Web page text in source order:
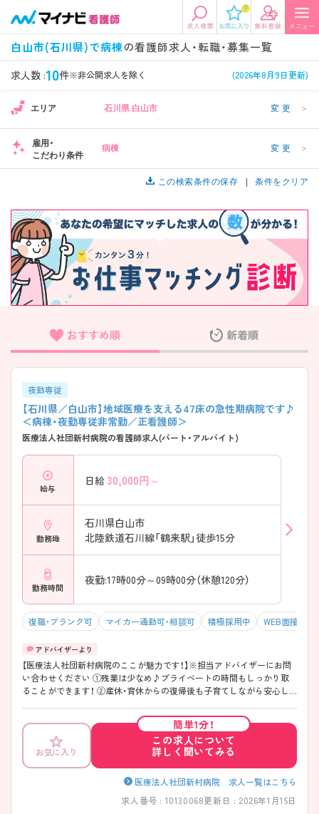
0
白山市(石川県)で病棟の看護師求人・転職・募集一覧
求人数 :10件※非公開求人を除く (2026年8月9日更新)
エリアから探す
エリアから探す 駅・路線から探す
関東
東海 関西
北海道・東北 中国・四国
九州・沖縄
希望の求人条件を選択
条件項目の選択に戻る
看護師、准看護師など 常勤、夜勤なし可など
施設形態 担当業務
病棟、外来など
診察科目
美容外科、
循環器内科など
こだわり条件
未経験歓迎、
年収
年収500万円以上など
雇用形態
正社員、契約社員など
フリーワード検索
エリア 石川県 白山市 変更 ＞
雇用・
こだわり条件
病棟 変更 ＞
この検索条件の保存 条件をクリア
おすすめ順 新着順
夜勤専従
【石川県／白山市】地域医療を支える47床の急性期病院です♪
＜病棟・夜勤専従非常勤／正看護師＞
医療法人社団新村病院の看護師求人(パート・アルバイト)
給与
日給 30,000円～
勤務地
石川県白山市
北陸鉄道石川線「鶴来駅」徒歩15分
勤務時間
夜勤:17時00分～09時00分（休憩120分）
復職・ブランク可 マイカー通勤可・相談可 積極採用中 WEB面接OK
【医療法人社団新村病院のここが魅力です！】※担当アドバイザーにお問
い合わせください ①残業は少なめ♪プライベートの時間もしっかり取
ることができます！ ②産休・育休からの復帰後も子育てしながら安心し
カー通勤もできるので通勤も便利です♪ ④高給与です！日給30,000円★
お気に入り
簡単1分！
この求人について
詳しく聞いてみる
医療法人社団新村病院 求人一覧はこちら
求人番号 : 10130068更新日 : 2026年1月15日